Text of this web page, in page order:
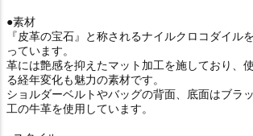
●素材
『皮革の宝石』と称されるナイルクロコダイル
っています。
革には艶感を抑えたマット加工を施しており、
る経年変化も魅力の素材です。
ショルダーベルトやバッグの背面、底面はブラ
工の牛革を使用しています。